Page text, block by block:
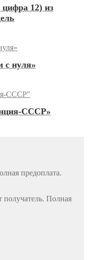
12) из
с нуля»
СССР»
предоплата.
получатель. Полная